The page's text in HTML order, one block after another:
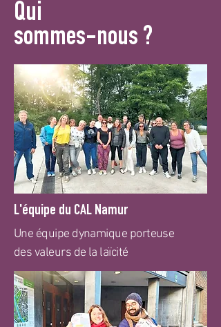
Qui
sommes-nous ?
L'équipe du CAL Namur
Une équipe dynamique porteuse
des valeurs de la laïcité